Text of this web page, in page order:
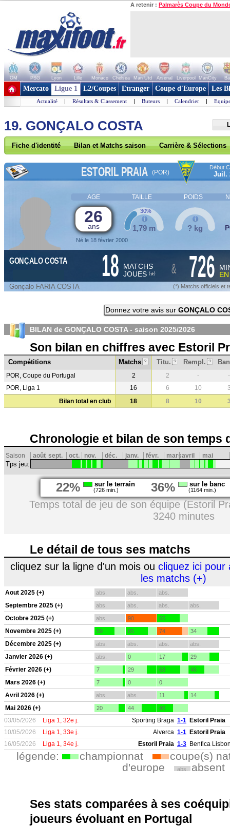
A retenir : Palmarès Coupe du
OM PSG Lyon Lille Monaco Chelsea Man Utd Arsenal Liverpool ManCity
+ de clubs
Mercato Ligue 1 L2/Coupes Etranger Coupe d'Europe Les
Actualité | Résultats & Classement | Buteurs | Calendrier |
19. GONÇALO COSTA
Fiche d'identité Bilan et Matchs saison Carrière & Sélections
ESTORIL PRAIA (POR)
Début
Juil.
AGE TAILLE POIDS
26
ans
Né le 18 février 2000
1,79 m
30%
? kg
GONÇALO COSTA 18 MATCHS
JOUES (*) & 726
Gonçalo FARIA COSTA (*) Matchs officiels et
Donnez votre avis sur GONÇALO
BILAN de GONÇALO COSTA - saison 2025/2026
Son bilan en chiffres avec Estoril
Compétitions Matchs ? Titu. ? Rempl. ?
POR, Coupe du Portugal 2 2 -
-
POR, Liga 1
16 6 10
Bilan total en club
18 8 10
Chronologie et bilan de son temps
Saison août sept. oct. nov. déc. janv. févr. marsavril mai
Tps jeu:
22% sur le terrain
(726 min.) 36% sur le banc
(1164 min.)
Temps total de jeu de son équipe (Estoril
3240 minutes
Le détail de tous ses matchs
cliquez sur la ligne d'un mois ou cliquez ici pour
les matchs (+)
Aout 2025 (+) abs. abs. abs.
Septembre 2025 (+) abs. abs. abs. abs.
Octobre 2025 (+) abs. 90 66
Novembre 2025 (+) 59 65 74 34
Décembre 2025 (+) abs. abs. abs. abs.
Janvier 2026 (+) abs. 0 17 29
Février 2026 (+) 7 29 68 46
Mars 2026 (+) 7 0 0
Avril 2026 (+) abs. abs. 11 14
Mai 2026 (+) 20 44 46
03/05/2026 Liga 1, 32e j. Sporting Braga 1-1 Estoril Praia
10/05/2026
Liga 1, 33e j. Alverca 1-1 Estoril Praia
16/05/2026
Liga 1, 34e j. Estoril Praia 1-3 Benfica
légende: championnat
coupe(s)
d'europe
abs. absent
Ses stats comparées à ses
joueurs évoluant en Portugal